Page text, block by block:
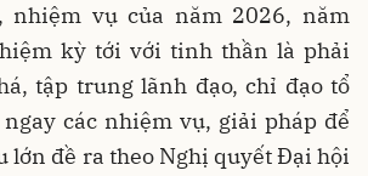
nhiệm vụ của năm 2026, năm
kỳ tới với tinh thần là phải
tập trung lãnh đạo, chỉ đạo tổ
các nhiệm vụ, giải pháp để
lớn đề ra theo Nghị quyết Đại hội